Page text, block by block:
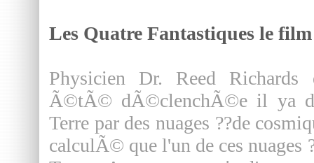
Les Quatre Fantastiques le
Physicien Dr. Reed
Ã©tÃ© dÃ©clenchÃ©e il ya
Terre par des nuages ??de
calculÃ© que l'un de ces nuages